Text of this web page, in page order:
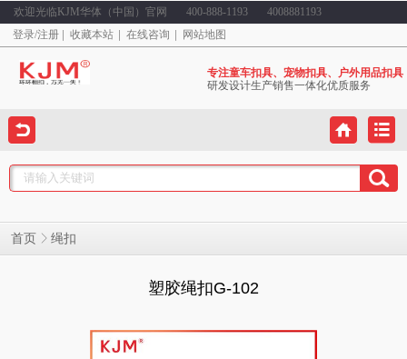
欢迎光临KJM华体（中国）官网 400-888-1193
4008881193
登录/注册 收藏本站 在线咨询 网站地图
专注童车扣具、宠物扣具、户外用品扣具
研发设计生产销售一体化优质服务
首页 绳扣
塑胶绳扣G-102